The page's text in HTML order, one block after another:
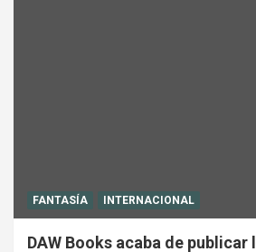
FANTASÍA INTERNACIONAL
DAW Books acaba de publicar